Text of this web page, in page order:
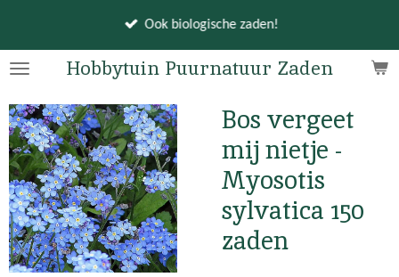
naar
hoofdinhoud
Hobbytuin Puurnatuur Zaden
Ook biologische zaden!
Bos vergeet
mij nietje -
Myosotis
sylvatica 150
zaden